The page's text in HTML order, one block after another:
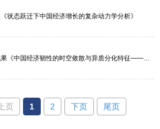
状态跃迁下中国经济增长的复杂动力学分析》
上页 1 2 下页 尾页